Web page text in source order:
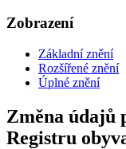
Zobrazení
Základní znění
Rozšířené znění
Úplné znění
Změna údajů
Registru